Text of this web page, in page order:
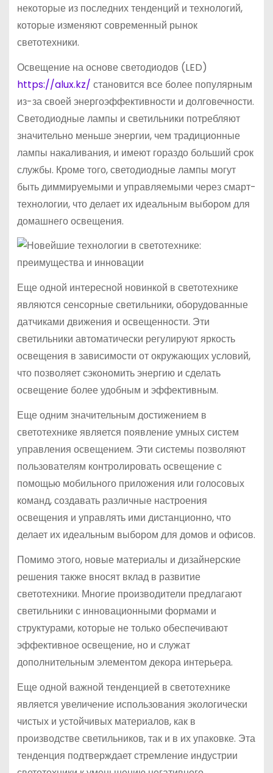
некоторые из последних тенденций и технологий,
которые изменяют современный рынок
светотехники.
Освещение на основе светодиодов (LED)
https://alux.kz/ становится все более популярным
из-за своей энергоэффективности и долговечности.
Светодиодные лампы и светильники потребляют
значительно меньше энергии, чем традиционные
лампы накаливания, и имеют гораздо больший срок
службы. Кроме того, светодиодные лампы могут
быть диммируемыми и управляемыми через смарт-
технологии, что делает их идеальным выбором для
домашнего освещения.
Еще одной интересной новинкой в светотехнике
являются сенсорные светильники, оборудованные
датчиками движения и освещенности. Эти
светильники автоматически регулируют яркость
освещения в зависимости от окружающих условий,
что позволяет сэкономить энергию и сделать
освещение более удобным и эффективным.
Еще одним значительным достижением в
светотехнике является появление умных систем
управления освещением. Эти системы позволяют
пользователям контролировать освещение с
помощью мобильного приложения или голосовых
команд, создавать различные настроения
освещения и управлять ими дистанционно, что
делает их идеальным выбором для домов и офисов.
Помимо этого, новые материалы и дизайнерские
решения также вносят вклад в развитие
светотехники. Многие производители предлагают
светильники с инновационными формами и
структурами, которые не только обеспечивают
эффективное освещение, но и служат
дополнительным элементом декора интерьера.
Еще одной важной тенденцией в светотехнике
является увеличение использования экологически
чистых и устойчивых материалов, как в
производстве светильников, так и в их упаковке. Эта
тенденция подтверждает стремление индустрии